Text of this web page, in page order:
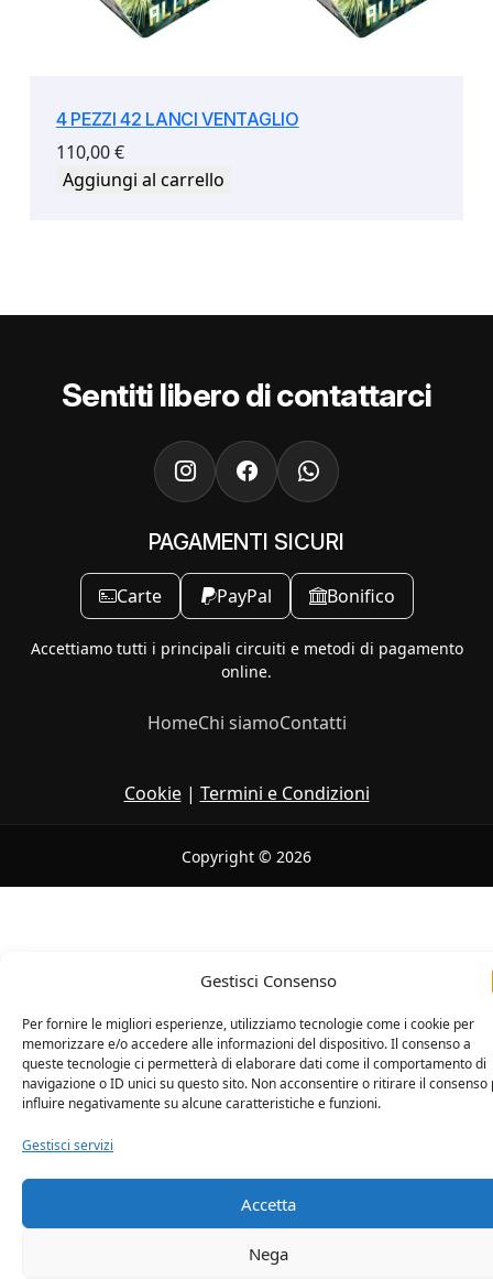
Gestisci Consenso
Per fornire le migliori esperienze, utilizziamo tecnologie come i cookie per
memorizzare e/o accedere alle informazioni del dispositivo. Il consenso a
queste tecnologie ci permetterà di elaborare dati come il comportamento di
navigazione o ID unici su questo sito. Non acconsentire o ritirare il consenso
influire negativamente su alcune caratteristiche e funzioni.
Gestisci servizi
Accetta
Nega
4 PEZZI 42 LANCI VENTAGLIO
110,00€
Aggiungi al carrello
Sentiti libero di contattarci
PAGAMENTI SICURI
Carte PayPal Bonifico
Accettiamo tutti i principali circuiti e metodi di pagamento
online.
HomeChi siamoContatti
Cookie| Termini e Condizioni
Copyright © 2026